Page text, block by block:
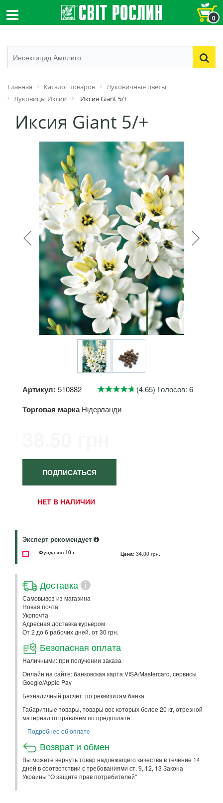
0
Главная Каталог товаров
Луковичные цветы
Луковицы Иксии
Иксия Giant 5/+
Иксия Giant 5/+
Артикул: 510882 (4.65) Голосов: 6
Торговая марка Нідерланди
ПОДПИСАТЬСЯ
НЕТ В НАЛИЧИИ
Эксперт рекомендует
Фундазол 10 г Цена: 34.00 грн.
Доставка i
Самовывоз из магазина
Новая почта
Укрпочта
Адресная доставка курьером
От 2 до 6 рабочих дней. от 30 грн.
Безопасная оплата
Наличными: при получении заказа
Онлайн на сайте: банковская карта VISA/Mastercard, сервисы
Google/Apple Pay
Безналичный расчет: по реквизитам банка
Габаритные товары, товары вес которых более 20 кг, отрезной
материал отправляем по предоплате.
Подробнее об оплате
Возврат и обмен
Вы можете вернуть товар надлежащего качества в течение 14
дней в соответствии с требованиями ст. 9, 12, 13 Закона
Украины "О защите прав потребителей"